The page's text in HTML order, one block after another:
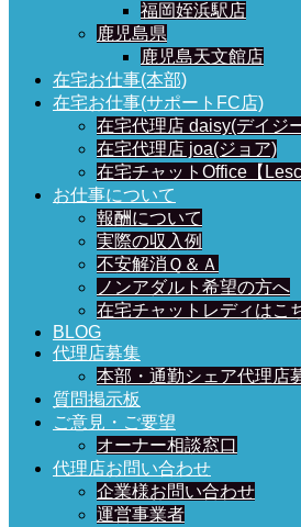
福岡姪浜駅店
鹿児島県
鹿児島天文館店
在宅お仕事(本部)
在宅お仕事(サポートFC店)
在宅代理店 daisy(デイジ
在宅代理店 joa(ジョア)
在宅チャットOffice【
お仕事について
報酬について
実際の収入例
不安解消Ｑ＆Ａ
ノンアダルト希望の方へ
在宅チャットレディはこ
BLOG
代理店募集
本部・通勤シェア代理店
質問掲示板
ご意見・ご要望
オーナー相談窓口
代理店お問い合わせ
企業様お問い合わせ
運営事業者